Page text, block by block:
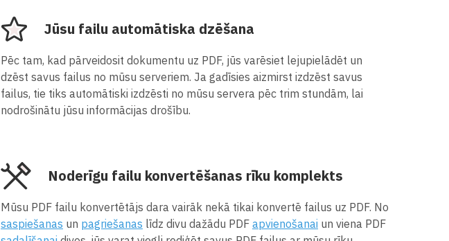
Jūsu failu automātiska dzēšana
Pēc tam, kad pārveidosit dokumentu uz PDF, jūs varēsiet lejupielādēt un
dzēst savus failus no mūsu serveriem. Ja gadīsies aizmirst izdzēst savus
failus, tie tiks automātiski izdzēsti no mūsu servera pēc trim stundām, lai
nodrošinātu jūsu informācijas drošību.
Noderīgu failu konvertēšanas rīku komplekts
Mūsu PDF failu konvertētājs dara vairāk nekā tikai konvertē failus uz PDF. No
saspiešanas un pagriešanas līdz divu dažādu PDF apvienošanai un viena PDF